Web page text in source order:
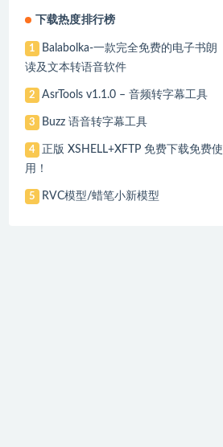
下载热度排行榜
1
Balabolka-一款完全免费的电子书朗
读及文本转语音软件
2 AsrTools v1.1.0 – 音频转字幕工具
3 Buzz 语音转字幕工具
4
正版 XSHELL+XFTP 免费下载免费使
用！
5 RVC模型/蜡笔小新模型